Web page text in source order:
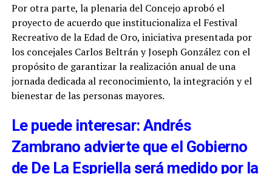
Por otra parte, la plenaria del Concejo aprobó el
proyecto de acuerdo que institucionaliza el Festival
Recreativo de la Edad de Oro, iniciativa presentada por
los concejales Carlos Beltrán y Joseph González con el
propósito de garantizar la realización anual de una
jornada dedicada al reconocimiento, la integración y el
bienestar de las personas mayores.
Le puede interesar: Andrés
Zambrano advierte que el Gobierno
de De La Espriella será medido por la